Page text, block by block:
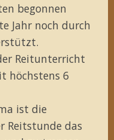
begonnen
Jahr noch durch
Reitunterricht
höchstens 6
ist die
Reitstunde das